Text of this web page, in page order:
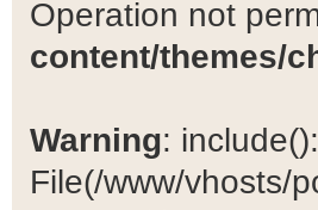
Operation not
content/themes/
Warning:
File(/www/vhosts/